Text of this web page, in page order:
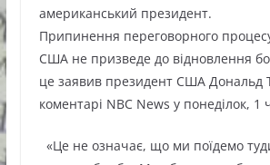
американський президент.
Припинення переговорного
США не призведе до відновлення
це заявив президент США Дональд
коментарі NBC News у понеділок, 1
«Це не означає, що ми поїдемо